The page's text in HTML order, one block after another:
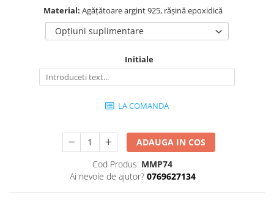
Material: Agățătoare argint 925, rășină epoxidică
Opțiuni suplimentare
Initiale
LA COMANDA
ADAUGA IN COS
Cod Produs: MMP74
Ai nevoie de ajutor? 0769627134